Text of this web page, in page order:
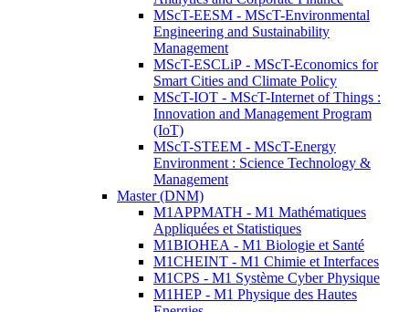
MScT-EESM - MScT-Environmental
Engineering and Sustainability
Management
MScT-ESCLiP - MScT-Economics for
Smart Cities and Climate Policy
MScT-IOT - MScT-Internet of Things :
Innovation and Management Program
(IoT)
MScT-STEEM - MScT-Energy
Environment : Science Technology &
Management
Master (DNM)
M1APPMATH - M1 Mathématiques
Appliquées et Statistiques
M1BIOHEA - M1 Biologie et Santé
M1CHEINT - M1 Chimie et Interfaces
M1CPS - M1 Système Cyber Physique
M1HEP - M1 Physique des Hautes